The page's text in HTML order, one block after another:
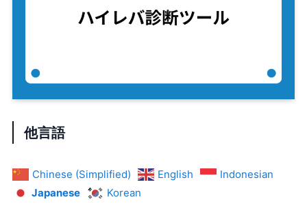
他言語
Chinese (Simplified) English
Indonesian
Japanese
Korean